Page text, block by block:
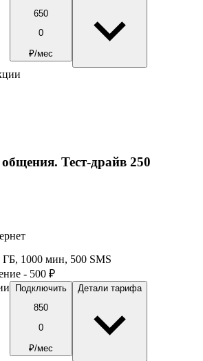
650
0
₽/мес
Тест-драйв 250
ГБ, 1000 мин, 500 SMS
- 500 ₽
Подключить
850
0
₽/мес
Детали тарифа